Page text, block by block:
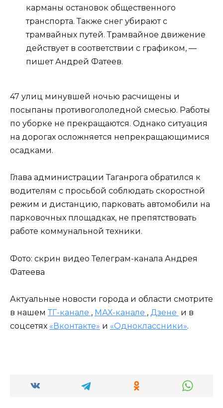
карманы остановок общественного
транспорта. Также снег убирают с
трамвайных путей. Трамвайное движение
действует в соответствии с графиком, —
пишет Андрей Фатеев.
47 улиц минувшей ночью расчищены и
посыпаны противогололедной смесью. Работы
по уборке не прекращаются. Однако ситуация
на дорогах осложняется непрекращающимися
осадками.
Глава администрации Таганрога обратился к
водителям с просьбой соблюдать скоростной
режим и дистанцию, парковать автомобили на
парковочных площадках, не препятствовать
работе коммунальной техники.
Фото: скрин видео Телеграм-канала Андрея
Фатеева
Актуальные новости города и области смотрите
в нашем ТГ-канале , МАХ-канале , Дзене и в
соцсетях «Вконтакте» и «Одноклассники».